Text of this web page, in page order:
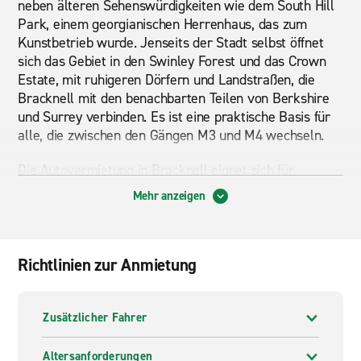
neben älteren Sehenswürdigkeiten wie dem South Hill
Park, einem georgianischen Herrenhaus, das zum
Kunstbetrieb wurde. Jenseits der Stadt selbst öffnet
sich das Gebiet in den Swinley Forest und das Crown
Estate, mit ruhigeren Dörfern und Landstraßen, die
Bracknell mit den benachbarten Teilen von Berkshire
und Surrey verbinden. Es ist eine praktische Basis für
alle, die zwischen den Gängen M3 und M4 wechseln.
Die Autovermietung in Bracknell eignet sich für
Reisende, die sich Flexibilität im Themental wünschen.
Mit einem Mietwagen können Sie Tagesausflüge nach
oder SUV fühlt sich auf Autobahnstrecken und
Wochenendausflügen entlang der Südküste oder
Weiterreisen nach Hampshire.
Mehr anzeigen
Richtlinien zur Anmietung
Zusätzlicher Fahrer
Altersanforderungen